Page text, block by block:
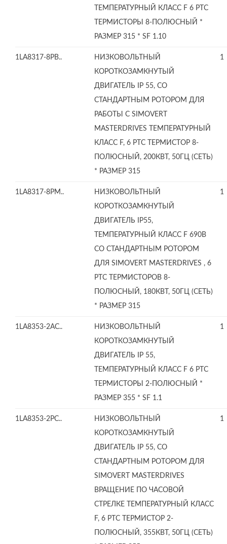
ТЕМПЕРАТУРНЫЙ КЛАСС F 6 PTC
ТЕРМИСТОРЫ 8-ПОЛЮСНЫЙ *
РАЗМЕР 315 * SF 1.10
1LA8317-8PB..
НИЗКОВОЛЬТНЫЙ
КОРОТКОЗАМКНУТЫЙ
ДВИГАТЕЛЬ IP 55, СО
СТАНДАРТНЫМ РОТОРОМ ДЛЯ
РАБОТЫ С SIMOVERT
MASTERDRIVES ТЕМПЕРАТУРНЫЙ
КЛАСС F, 6 PTC ТЕРМИСТОР 8-
ПОЛЮСНЫЙ, 200КВТ, 50ГЦ (СЕТЬ)
* РАЗМЕР 315
1
1LA8317-8PM..
НИЗКОВОЛЬТНЫЙ
КОРОТКОЗАМКНУТЫЙ
ДВИГАТЕЛЬ IP55,
ТЕМПЕРАТУРНЫЙ КЛАСС F 690В
СО СТАНДАРТНЫМ РОТОРОМ
ДЛЯ SIMOVERT MASTERDRIVES , 6
PTC ТЕРМИСТОРОВ 8-
ПОЛЮСНЫЙ, 180КВТ, 50ГЦ (СЕТЬ)
* РАЗМЕР 315
1
1LA8353-2AC..
НИЗКОВОЛЬТНЫЙ
КОРОТКОЗАМКНУТЫЙ
ДВИГАТЕЛЬ IP 55,
ТЕМПЕРАТУРНЫЙ КЛАСС F 6 PTC
ТЕРМИСТОРЫ 2-ПОЛЮСНЫЙ *
РАЗМЕР 355 * SF 1.1
1
1LA8353-2PC..
НИЗКОВОЛЬТНЫЙ
КОРОТКОЗАМКНУТЫЙ
ДВИГАТЕЛЬ IP 55, СО
СТАНДАРТНЫМ РОТОРОМ ДЛЯ
SIMOVERT MASTERDRIVES
ВРАЩЕНИЕ ПО ЧАСОВОЙ
СТРЕЛКЕ ТЕМПЕРАТУРНЫЙ КЛАСС
F, 6 PTC ТЕРМИСТОР 2-
ПОЛЮСНЫЙ, 355КВТ, 50ГЦ (СЕТЬ)
1